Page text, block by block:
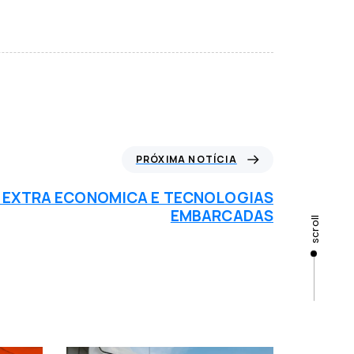
scroll
PRÓXIMA NOTÍCIA
ECONOMICA E TECNOLOGIAS
EMBARCADAS